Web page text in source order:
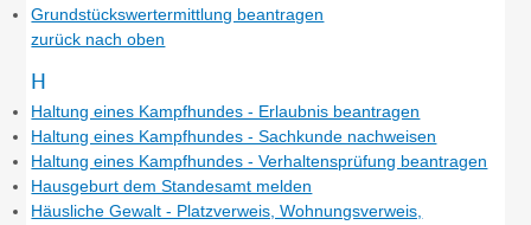
Grundstückswertermittlung beantragen
zurück nach oben
H
Haltung eines Kampfhundes - Erlaubnis beantragen
Haltung eines Kampfhundes - Sachkunde nachweisen
Haltung eines Kampfhundes - Verhaltensprüfung beantragen
Hausgeburt dem Standesamt melden
Häusliche Gewalt - Platzverweis, Wohnungsverweis,